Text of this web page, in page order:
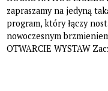
zapraszamy na jedyną
program, który łączy
nowoczesnym
OTWARCIE WYSTAW